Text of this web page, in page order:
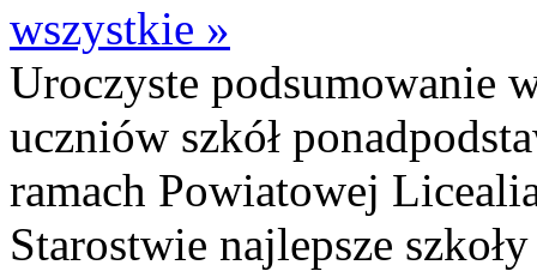
wszystkie »
Uroczyste podsumowanie
uczniów szkół
ramach Powiatowej
Starostwie najlepsze